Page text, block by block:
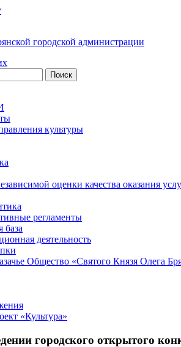
городской администрации
Поиск
культуры
оценки качества оказания
регламенты
база
деятельность
Общество «Святого Князя Олега
«Культура»
городского открытого